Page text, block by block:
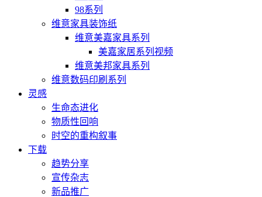
98系列
维意家具装饰纸
维意美嘉家具系列
美嘉家居系列视频
维意美邦家具系列
维意数码印刷系列
灵感
生命态进化
物质性回响
时空的重构叙事
下载
趋势分享
宣传杂志
新品推广